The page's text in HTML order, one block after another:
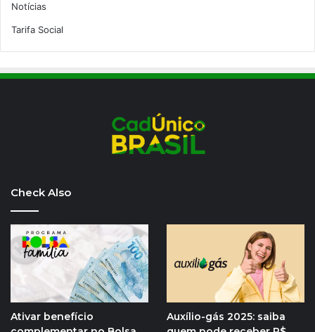
Notícias
Tarifa Social
Check Also
Ativar benefício
Auxílio-gás 2025: saiba